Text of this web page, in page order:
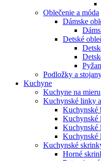
Oblečenie a móda
Dámske
Detské
Podložky a
Kuchyne
Kuchyne na mieru
Kuchynské linky
Kuchynské
Kuchynské
Kuchynské
Kuchynské
Kuchynské
Horné